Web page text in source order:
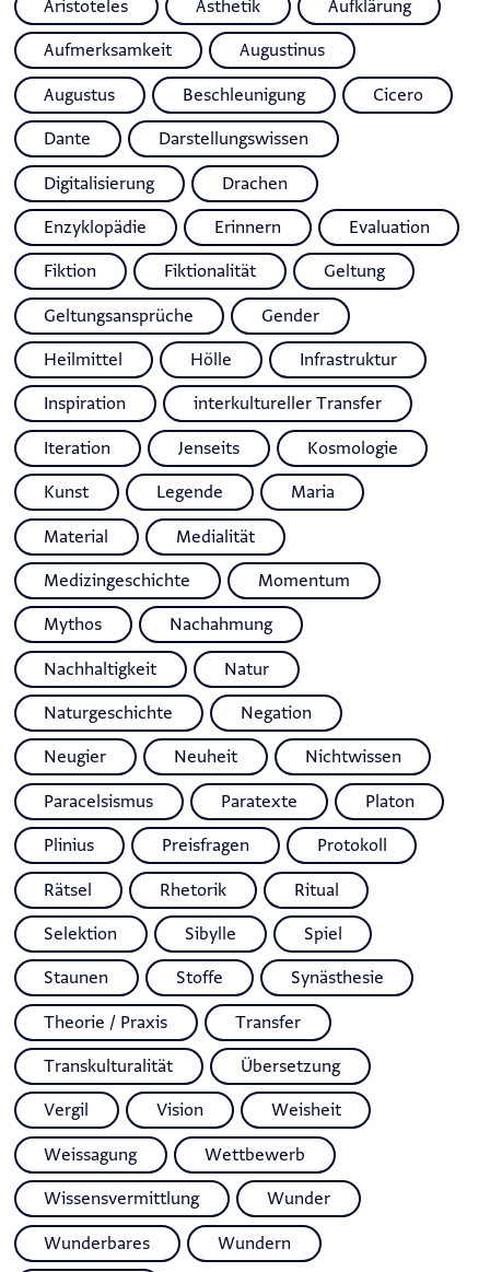
Aristoteles Ästhetik Aufklärung
Aufmerksamkeit Augustinus
Augustus Beschleunigung Cicero
Dante Darstellungswissen
Digitalisierung Drachen
Enzyklopädie Erinnern Evaluation
Fiktion Fiktionalität Geltung
Geltungsansprüche Gender
Heilmittel Hölle Infrastruktur
Inspiration interkultureller Transfer
Iteration Jenseits Kosmologie
Kunst Legende Maria
Material Medialität
Medizingeschichte Momentum
Mythos Nachahmung
Nachhaltigkeit Natur
Naturgeschichte Negation
Neugier Neuheit Nichtwissen
Paracelsismus Paratexte Platon
Plinius Preisfragen Protokoll
Rätsel Rhetorik Ritual
Selektion Sibylle Spiel
Staunen Stoffe Synästhesie
Theorie / Praxis Transfer
Transkulturalität Übersetzung
Vergil Vision Weisheit
Weissagung Wettbewerb
Wissensvermittlung Wunder
Wunderbares Wundern